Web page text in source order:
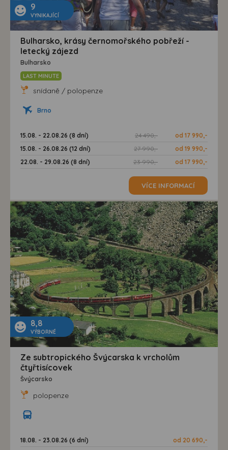
9
VYNIKAJÍCÍ
Bulharsko, krásy černomořského pobřeží -
letecký zájezd
Bulharsko
LAST MINUTE
snídaně / polopenze
Brno
15.08. - 22.08.26 (8 dní) 24 490,-
od 17 990,-
15.08. - 26.08.26 (12 dní)
27 990,-
od 19 990,-
22.08. - 29.08.26 (8 dní)
23 990,- od 17 990,-
VÍCE INFORMACÍ
8,8
VÝBORNÉ
Ze subtropického Švýcarska k vrcholům
čtyřtisícovek
Švýcarsko
polopenze
18.08. - 23.08.26 (6 dní) od 20 690,-